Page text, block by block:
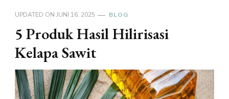
UPDATED ON JUNI 16, 2025 BLOG
5 Produk Hasil Hilirisasi
Kelapa Sawit